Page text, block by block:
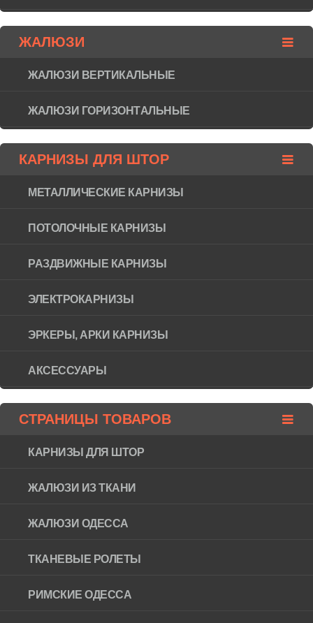
ЖАЛЮЗИ
ЖАЛЮЗИ ВЕРТИКАЛЬНЫЕ
ЖАЛЮЗИ ГОРИЗОНТAЛЬНЫЕ
КАРНИЗЫ ДЛЯ ШТОР
МЕТАЛЛИЧЕСКИЕ КАРНИЗЫ
ПОТОЛОЧНЫЕ КАРНИЗЫ
РАЗДВИЖНЫЕ КАРНИЗЫ
ЭЛЕКТРОКАРНИЗЫ
ЭРКЕРЫ, АРКИ КАРНИЗЫ
АКСЕССУАРЫ
СТРАНИЦЫ ТОВАРОВ
КАРНИЗЫ ДЛЯ ШТОР
ЖАЛЮЗИ ИЗ ТКАНИ
ЖАЛЮЗИ ОДЕССА
ТКАНЕВЫЕ РОЛЕТЫ
РИМСКИЕ ОДЕССА